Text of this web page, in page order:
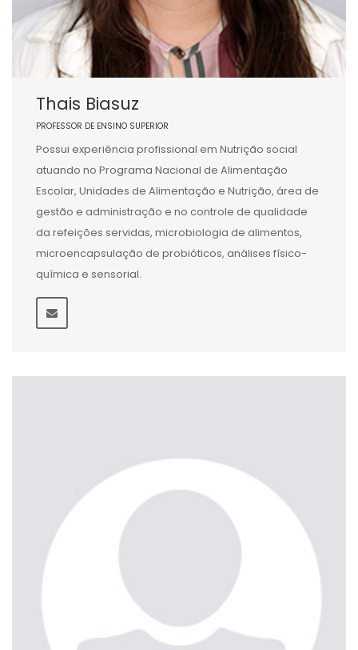
Thais Biasuz
PROFESSOR DE ENSINO SUPERIOR
Possui experiência profissional em Nutrição social
atuando no Programa Nacional de Alimentação
Escolar, Unidades de Alimentação e Nutrição, área de
gestão e administração e no controle de qualidade
da refeições servidas, microbiologia de alimentos,
microencapsulação de probióticos, análises físico-
química e sensorial.